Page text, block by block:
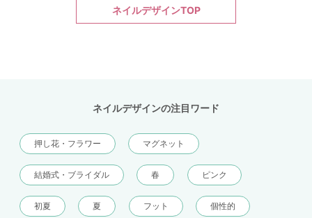
ネイルデザインTOP
ネイルデザインの注目ワード
押し花・フラワー マグネット
結婚式・ブライダル 春 ピンク
初夏 夏 フット 個性的